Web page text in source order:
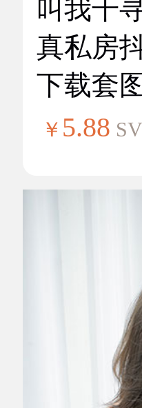
叫我千
真私房
下载套图
￥ 5.88